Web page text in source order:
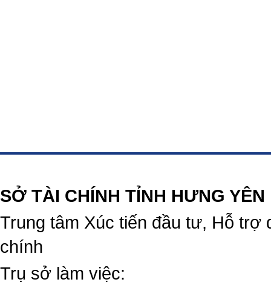
SỞ TÀI CHÍNH TỈNH HƯNG YÊN
Trung tâm Xúc tiến đầu tư, Hỗ trợ
chính
Trụ sở làm việc: